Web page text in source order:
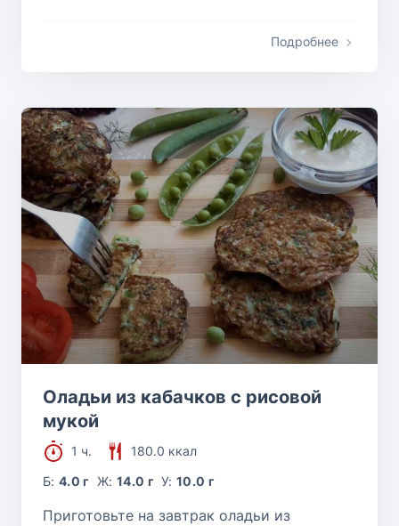
Подробнее
Оладьи из кабачков с рисовой
мукой
1 ч.
180.0 ккал
Б:4.0 г Ж: 14.0 г У:10.0 г
Приготовьте на завтрак оладьи из